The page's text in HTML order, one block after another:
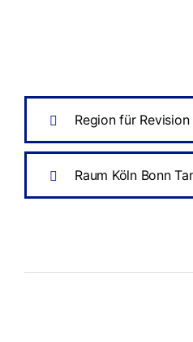
Region für
Raum Köln Bonn